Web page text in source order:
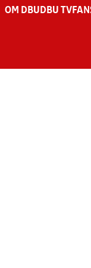
OM DBU DBU TV